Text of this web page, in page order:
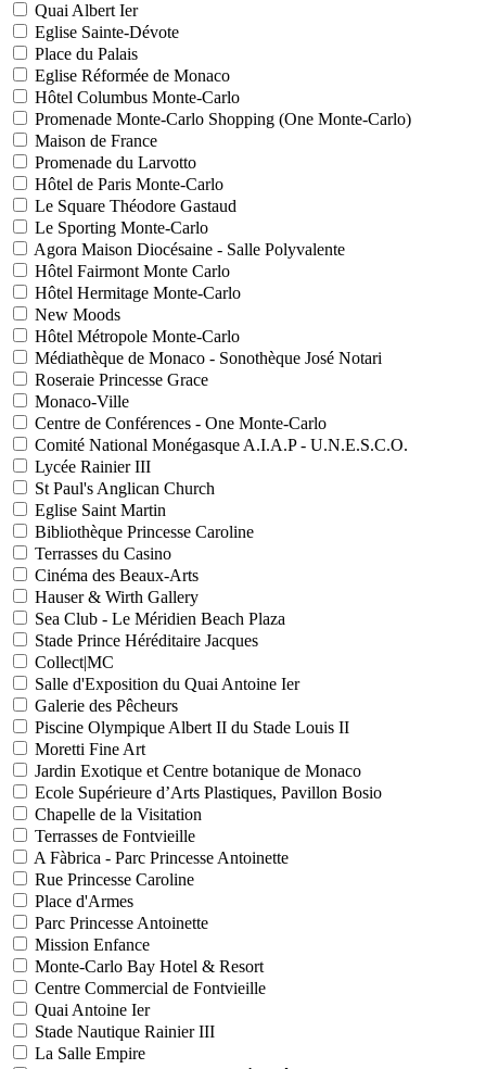
Quai Albert Ier
Eglise Sainte-Dévote
Place du Palais
Eglise Réformée de Monaco
Hôtel Columbus Monte-Carlo
Promenade Monte-Carlo Shopping (One Monte-Carlo)
Maison de France
Promenade du Larvotto
Hôtel de Paris Monte-Carlo
Le Square Théodore Gastaud
Le Sporting Monte-Carlo
Agora Maison Diocésaine - Salle Polyvalente
Hôtel Fairmont Monte Carlo
Hôtel Hermitage Monte-Carlo
New Moods
Hôtel Métropole Monte-Carlo
Médiathèque de Monaco - Sonothèque José Notari
Roseraie Princesse Grace
Monaco-Ville
Centre de Conférences - One Monte-Carlo
Comité National Monégasque A.I.A.P - U.N.E.S.C.O.
Lycée Rainier III
St Paul's Anglican Church
Eglise Saint Martin
Bibliothèque Princesse Caroline
Terrasses du Casino
Cinéma des Beaux-Arts
Hauser & Wirth Gallery
Sea Club - Le Méridien Beach Plaza
Stade Prince Héréditaire Jacques
Collect|MC
Salle d'Exposition du Quai Antoine Ier
Galerie des Pêcheurs
Piscine Olympique Albert II du Stade Louis II
Moretti Fine Art
Jardin Exotique et Centre botanique de Monaco
Ecole Supérieure d’Arts Plastiques, Pavillon Bosio
Chapelle de la Visitation
Terrasses de Fontvieille
A Fàbrica - Parc Princesse Antoinette
Rue Princesse Caroline
Place d'Armes
Parc Princesse Antoinette
Mission Enfance
Monte-Carlo Bay Hotel & Resort
Centre Commercial de Fontvieille
Quai Antoine Ier
Stade Nautique Rainier III
La Salle Empire